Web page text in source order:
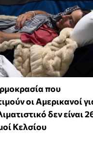
που
οι Αμερικανοί
δεν είναι
Κελσίου